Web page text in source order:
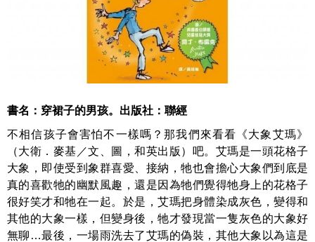
書名：穿裙子的男孩。出版社：聯經
不相信孩子會害怕不一樣嗎？那我們來看看《大象艾瑪》
（大衛．麥基／文、圖，和英出版）吧。艾瑪是一頭花格子
大象，即使受到象群喜愛、接納，牠也會擔心大象們到底是
真的喜歡牠的幽默風趣，還是因為牠們覺得牠身上的花格子
很好笑才和牠在一起。於是，艾瑪把身體染成灰色，變得和
其他的大象一樣，但變身後，牠才發現當一隻灰色的大象好
無聊…最後，一場雨洗去了艾瑪的偽裝，其他大象以為這是